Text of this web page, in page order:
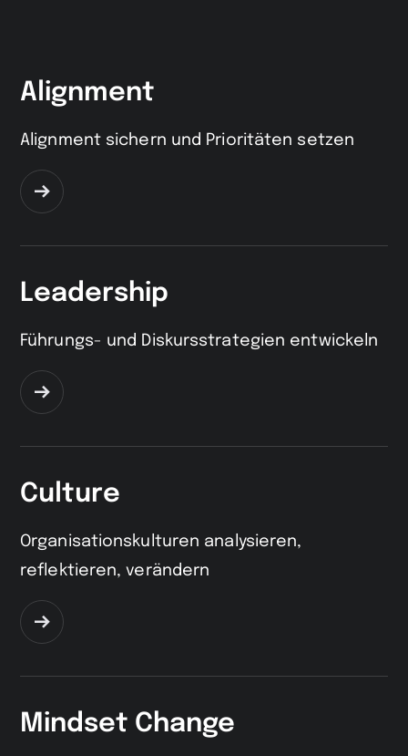
Alignment
Alignment sichern und Prioritäten setzen
Zur
Leadership
Führungs- und Diskursstrategien entwickeln
Zur
Culture
Organisationskulturen analysieren,
reflektieren, verändern
Zur
Mindset Change